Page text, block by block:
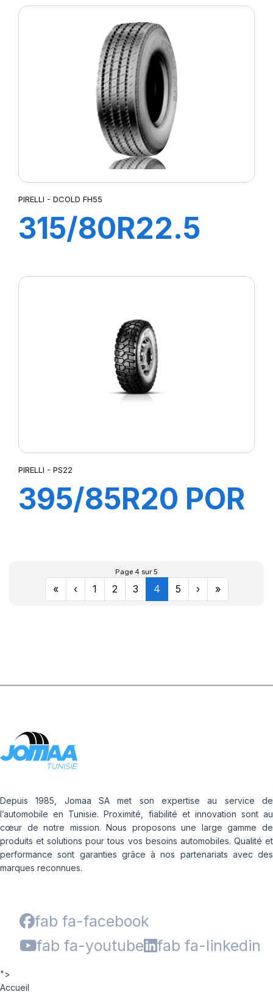
XFORCE ZL
PIRELLI - DCOLD FH55
315/80R22.5
PIRELLI - PS22
395/85R20 POR
(161J) M+S
Page 4 sur 5
« ‹ 1 2 3 4 5 › »
Depuis 1985, Jomaa SA met son expertise au service de
l’automobile en Tunisie. Proximité, fiabilité et innovation sont au
cœur de notre mission. Nous proposons une large gamme de
produits et solutions pour tous vos besoins automobiles. Qualité et
performance sont garanties grâce à nos partenariats avec des
marques reconnues.
fab fa-facebook
fab fa-youtube
fab fa-linkedin
">
Accueil